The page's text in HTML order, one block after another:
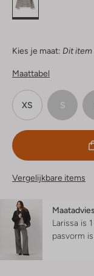
Kies je maat: Dit item
Maattabel
XS S
Vergelijkbare items
Maatadvies
Larissa is
pasvorm is